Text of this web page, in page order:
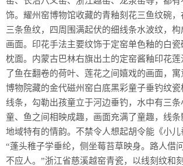
饰。耀州窑博物馆收藏的青釉刻花三鱼纹碗
三条鱼纹，四周围满起伏的细线条水波纹，
画面。印花手法主要纹饰于定窑单色釉的白
枕面。内蒙古巴林右旗出土的定窑酱釉印花
了鱼在翻卷的荷叶、莲花之间嬉戏的画面，
博物院藏的金代磁州窑白底黑彩童子垂钓纹
线条，勾勒出孩童立于河边垂钓，水中有三条
童、鱼之间相映成趣，画面充满了童趣，线
地域特有的情韵。不禁令人想起胡令能《小儿
“蓬头稚子学垂纶，侧坐莓苔草映身。路人借
不应人。”浙江省慈溪越窑青瓷，以线刻纹和